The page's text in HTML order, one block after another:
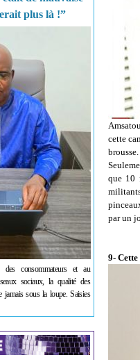
plus là !”
des consommateurs et au
sociaux, la qualité des
jamais sous la loupe. Saisies
cette
que 10
par un
9-